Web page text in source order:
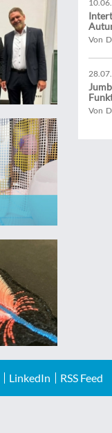
Von
Von
LinkedIn RSS Feed